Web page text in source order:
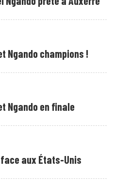
Ngando champions !
Ngando en finale
aux États-Unis